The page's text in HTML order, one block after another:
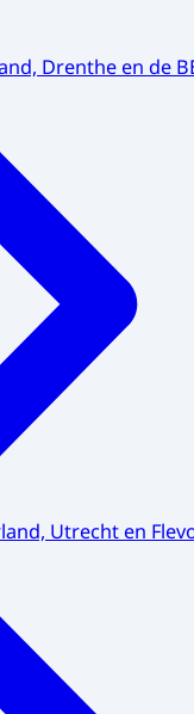
Drenthe en de
Utrecht en